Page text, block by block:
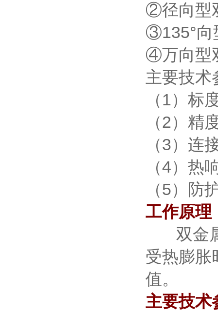
②径向型
③135°向
④万向型
主要技术
（1）标
（2）精
（3）连
（4）热
（5）防
工作原理
双金属
受热膨胀
值。
主要技术